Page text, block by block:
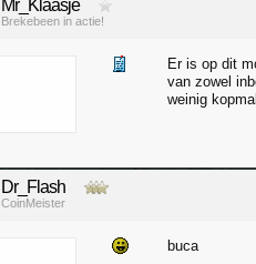
Mr_Klaasje
Brekebeen in actie!
Er is op dit
van zowel
weinig
Dr_Flash
CoinMeister
buca